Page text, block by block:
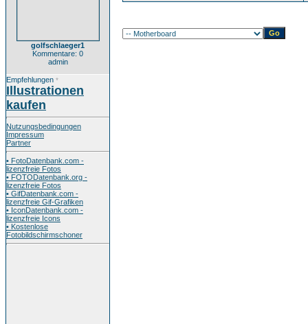
golfschlaeger1
Kommentare: 0
admin
Empfehlungen *
Illustrationen
kaufen
Nutzungsbedingungen
Impressum
Partner
• FotoDatenbank.com -
lizenzfreie Fotos
• FOTODatenbank.org -
lizenzfreie Fotos
• GifDatenbank.com -
lizenzfreie Gif-Grafiken
• IconDatenbank.com -
lizenzfreie Icons
• Kostenlose
Fotobildschirmschoner